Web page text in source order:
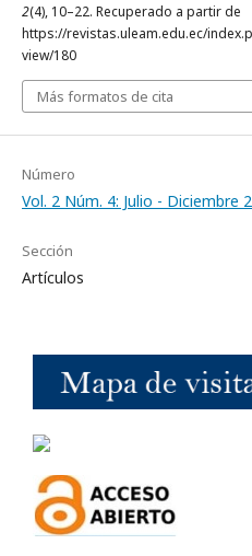
2(4), 10–22. Recuperado a partir de
https://revistas.uleam.edu.ec/
view/180
Más formatos de cita
Número
Vol. 2 Núm. 4: Julio - Diciembre
Sección
Artículos